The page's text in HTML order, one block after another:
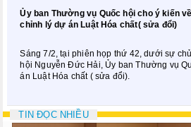
Phiên họp thứ 35
Phiên họp thứ 39
Phiên họp thứ 44
Ủy ban Thường vụ Quốc hội cho ý kiến
chỉnh lý dự án Luật Hóa chất( sửa đổi)
Sáng 7/2, tại phiên họp thứ 42, dưới sự
hội Nguyễn Đức Hải, Ủy ban Thường vụ
án Luật Hóa chất ( sửa đổi).
TIN ĐỌC NHIỀU